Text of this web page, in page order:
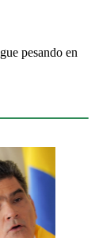
pesando en